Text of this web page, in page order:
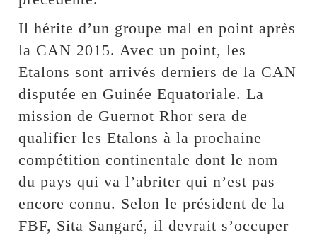
Il hérite d’un groupe mal en point après
la CAN 2015. Avec un point, les
Etalons sont arrivés derniers de la CAN
disputée en Guinée Equatoriale. La
mission de Guernot Rhor sera de
qualifier les Etalons à la prochaine
compétition continentale dont le nom
du pays qui va l’abriter qui n’est pas
encore connu. Selon le président de la
FBF, Sita Sangaré, il devrait s’occuper